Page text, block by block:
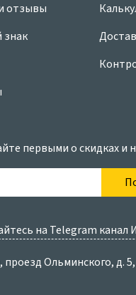
отзывы
знак
первыми о скидках и
на Telegram канал
проезд Ольминского, д.